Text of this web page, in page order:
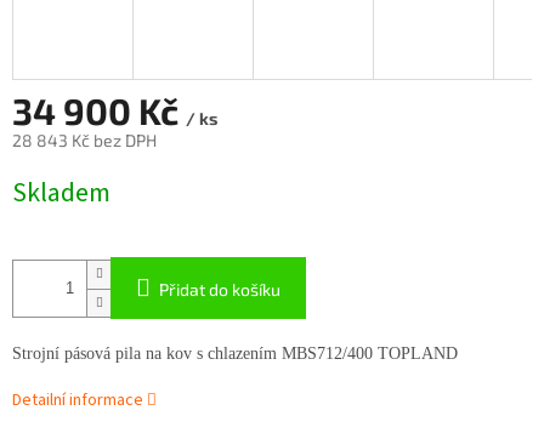
34 900 Kč / ks
28 843 Kč bez DPH
cena:
Skladem
Přidat do košíku
Strojní pásová pila na kov s chlazením MBS712/400 TOPLAND
Detailní informace